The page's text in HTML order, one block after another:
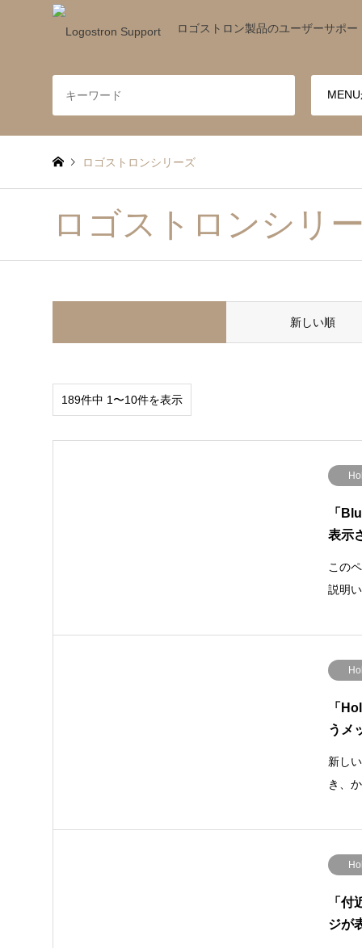
ロゴストロン製品のユーザーサポー
ロゴストロンシリーズ
ロゴストロンシリ
新しい順
189件中 1〜10件を表示
「
表示
この
説明
「
うメ
新し
き、
「
ジが